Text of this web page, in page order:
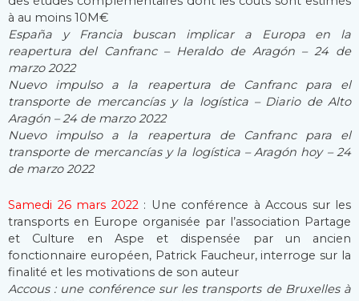
à au moins 10M€
España y Francia buscan implicar a Europa en la
reapertura del Canfranc – Heraldo de Aragón – 24 de
marzo 2022
Nuevo impulso a la reapertura de Canfranc para el
transporte de mercancías y la logística – Diario de Alto
Aragón – 24 de marzo 2022
Nuevo impulso a la reapertura de Canfranc para el
transporte de mercancías y la logística – Aragón hoy – 24
de marzo 2022
Samedi 26 mars 2022 : Une conférence à Accous sur les
transports en Europe organisée par l’association Partage
et Culture en Aspe et dispensée par un ancien
fonctionnaire européen, Patrick Faucheur, interroge sur la
finalité et les motivations de son auteur
Accous : une conférence sur les transports de Bruxelles à